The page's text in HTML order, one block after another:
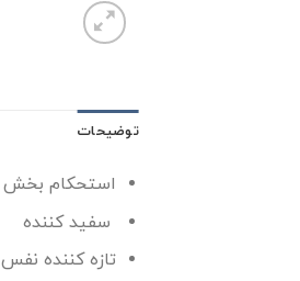
توضیحات
استحکام بخش
سفید کننده
تازه کننده نفس